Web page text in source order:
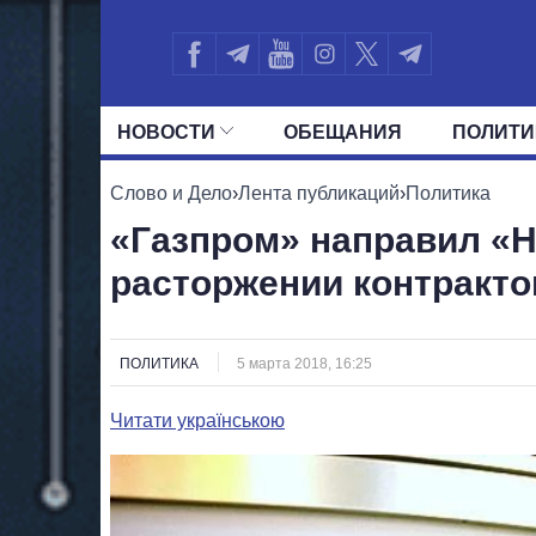
НОВОСТИ ОБЕЩАНИЯ
ВСЕ ПОЛИТИКИ ПРЕЗИДЕНТ И
Слово и Дело›Лента публикаций›Политика
«Газпром» направил
расторжении
ПОЛИТИКА 5 марта 2018, 16:25
Читати українською